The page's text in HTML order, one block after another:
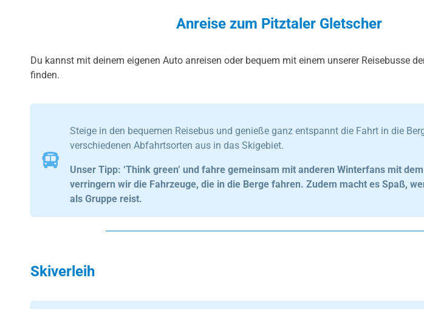
Anreise zum Pitztaler Gletscher
Du kannst mit deinem eigenen Auto anreisen oder bequem mit einem unserer Reisebusse
finden.
Steige in den bequemen Reisebus und genieße ganz entspannt die Fahrt in die
verschiedenen Abfahrtsorten aus in das Skigebiet.
Unser Tipp: ‘Think green’ und fahre gemeinsam mit anderen Winterfans mit
verringern wir die Fahrzeuge, die in die Berge fahren. Zudem macht es Spaß,
als Gruppe reist.
Skiverleih